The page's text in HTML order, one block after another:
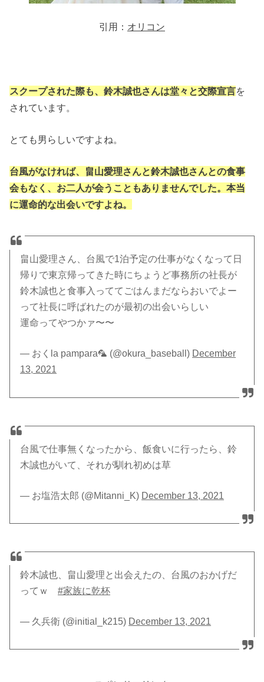
引用： オリコン
スクープされた際も、鈴木誠也さんは堂々と交際宣言を
されています。
とても男らしいですよね。
台風がなければ、畠山愛理さんと鈴木誠也さんとの食事
会もなく、お二人が会うこともありませんでした。本当
に運命的な出会いですよね。
畠山愛理さん、台風で1泊予定の仕事がなくなって日
帰りで東京帰ってきた時にちょうど事務所の社長が
鈴木誠也と食事入っててごはんまだならおいでよー
って社長に呼ばれたのが最初の出会いらしい
運命ってやつかァ〜〜
— おくla pampara🦜 (@okura_baseball) December
13, 2021
台風で仕事無くなったから、飯食いに行ったら、鈴
木誠也がいて、それが馴れ初めは草
— お塩浩太郎 (@Mitanni_K) December 13, 2021
鈴木誠也、畠山愛理と出会えたの、台風のおかげだ
ってｗ#家族に乾杯
— 久兵衛 (@initial_k215) December 13, 2021